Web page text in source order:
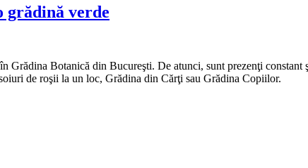
grădină verde
Grădina Botanică din Bucureşti. De atunci, sunt prezenţi
de roşii la un loc, Grădina din Cărţi sau Grădina Copiilor.